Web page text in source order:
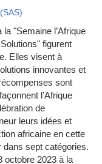
"Semaine l’Afrique
figurent
Elles visent à
innovantes et
sont
l’Afrique
de
leurs idées et
africaine en cette
sept catégories.
octobre 2023 à la